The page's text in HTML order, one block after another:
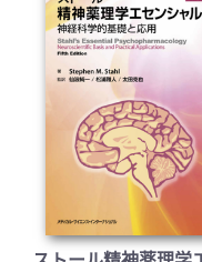
お買い物を